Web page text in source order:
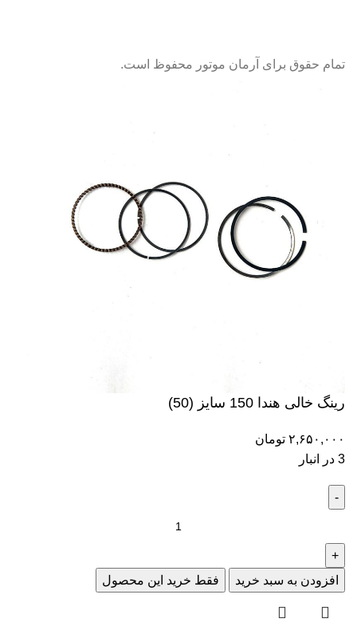
تمام حقوق برای آرمان موتور محفوظ است.
رینگ خالی هندا 150 سایز (50)
۲,۶۵۰,۰۰۰ تومان
3 در انبار
افزودن به سبد خرید فقط خرید این محصول